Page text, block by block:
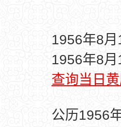
1956年8
1956年8
查询当日
公历1956